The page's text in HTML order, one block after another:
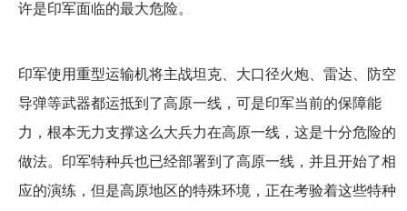
许是印军面临的最大危险。
印军使用重型运输机将主战坦克、大口径火炮、雷达、防空
导弹等武器都运抵到了高原一线，可是印军当前的保障能
力，根本无力支撑这么大兵力在高原一线，这是十分危险的
做法。印军特种兵也已经部署到了高原一线，并且开始了相
应的演练，但是高原地区的特殊环境，正在考验着这些特种